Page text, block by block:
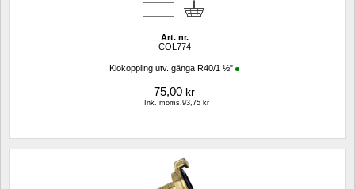
Art. nr.
COL774
Klokoppling utv. gänga R40/1 ½"
75,00 kr
Ink. moms.93,75 kr